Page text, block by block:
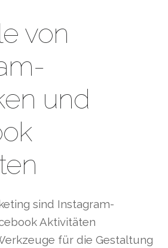
von
und
sind Instagram-
Aktivitäten
für die Gestaltung